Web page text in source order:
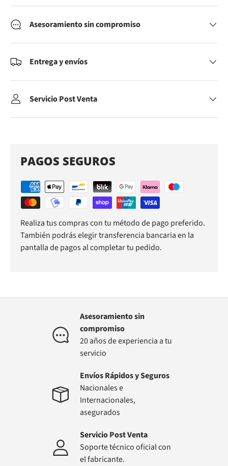
Asesoramiento sin compromiso
Entrega y envíos
Servicio Post Venta
PAGOS SEGUROS
Realiza tus compras con tu método de pago preferido.
También podrás elegir transferencia bancaria en la
pantalla de pagos al completar tu pedido.
Asesoramiento sin
compromiso
20 años de experiencia a tu
servicio
Envíos Rápidos y Seguros
Nacionales e
Internacionales,
asegurados
Servicio Post Venta
Soporte técnico oficial con
el fabricante.